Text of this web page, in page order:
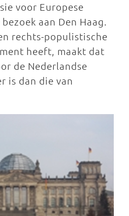
voor Europese
aan Den Haag.
rechts-populistische
heeft, maakt dat
de Nederlandse
is dan die van